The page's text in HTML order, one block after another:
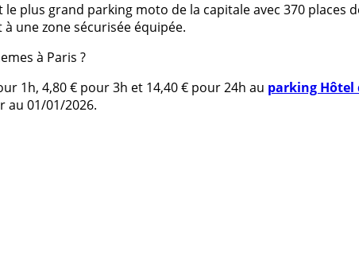
le plus grand parking moto de la capitale avec 370 places
une zone sécurisée équipée.
à Paris ?
1h, 4,80 € pour 3h et 14,40 € pour 24h au parking Hôtel
au 01/01/2026.